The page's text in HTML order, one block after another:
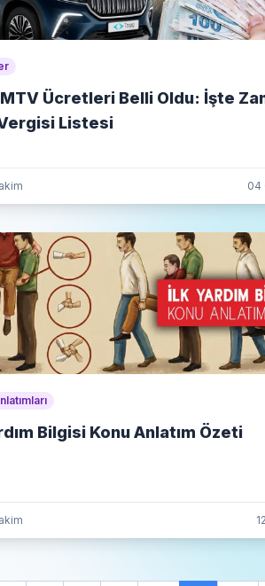
Ücretleri Belli Oldu: İşte
Listesi
04
Bilgisi Konu Anlatım Özeti